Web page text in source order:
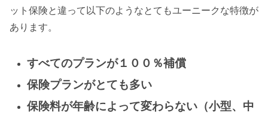
ット保険と違って以下のようなとてもユーニークな特徴が
あります。
すべてのプランが１００％補償
保険プランがとても多い
保険料が年齢によって変わらない（小型、中